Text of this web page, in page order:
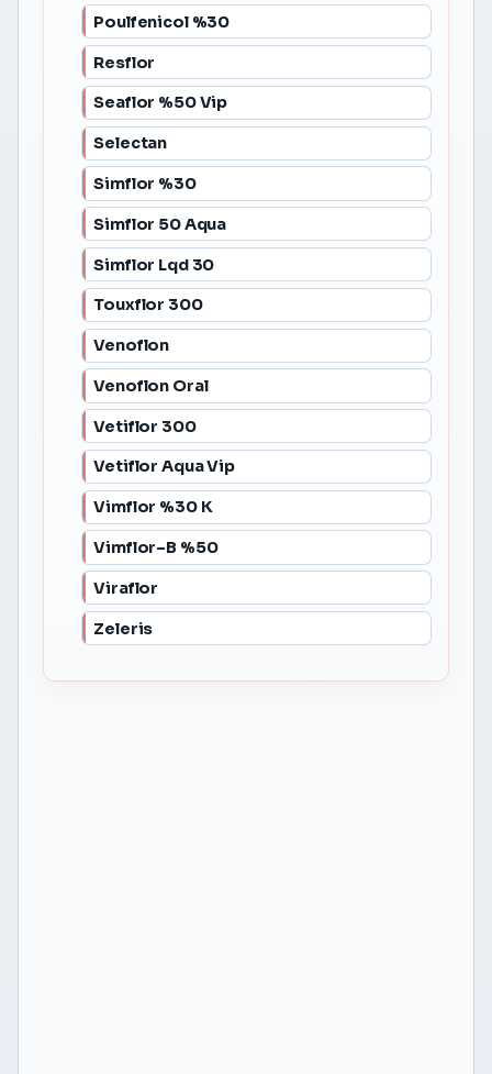
Poulfenicol %30
Resflor
Seaflor %50 Vip
Selectan
Simflor %30
Simflor 50 Aqua
Simflor Lqd 30
Touxflor 300
Venoflon
Venoflon Oral
Vetiflor 300
Vetiflor Aqua Vip
Vimflor %30 K
Vimflor–B %50
Viraflor
Zeleris